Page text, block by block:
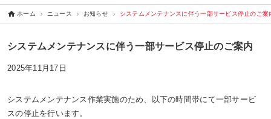
ホーム ニュース お知らせ システムメンテナンスに伴う一部サービス停止のご案
システムメンテナンスに伴う一部サービス停止のご案内
2025年11月17日
システムメンテナンス作業実施のため、以下の時間帯にて一部サービ
スの停止を行います。